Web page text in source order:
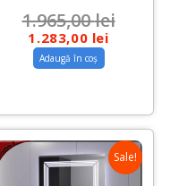
1.965,00lei
1.283,00 lei
Adaugă în coș
Sale!